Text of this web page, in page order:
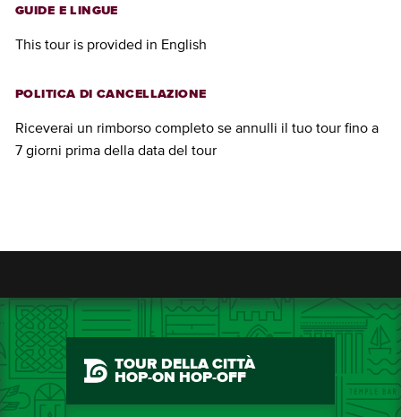
GUIDE E LINGUE
This tour is provided in English
POLITICA DI CANCELLAZIONE
Riceverai un rimborso completo se annulli il tuo tour fino a
7 giorni prima della data del tour
TOUR DELLA CITTÀ
HOP-ON HOP-OFF